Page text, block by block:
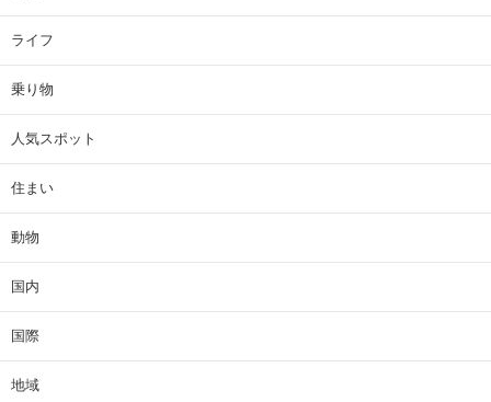
ライフ
乗り物
人気スポット
住まい
動物
国内
国際
地域